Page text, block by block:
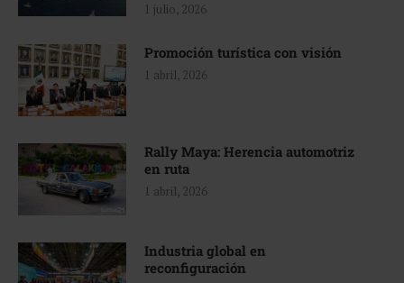
1 julio, 2026
Promoción turística con visión
1 abril, 2026
Rally Maya: Herencia automotriz
en ruta
1 abril, 2026
Industria global en
reconfiguración